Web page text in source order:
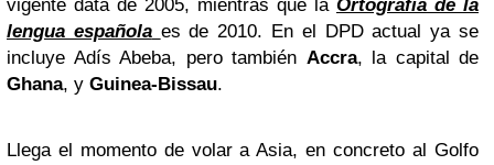
vigente data de 2005, mientras que la Ortografía de la
lengua española es de 2010. En el DPD actual ya se
incluye Adís Abeba, pero también Accra, la capital de
Ghana, y Guinea-Bissau.
Llega el momento de volar a Asia, en concreto al Golfo